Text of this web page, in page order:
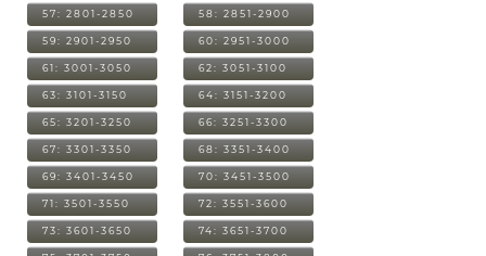
57: 2801-2850 58: 2851-2900
59: 2901-2950 60: 2951-3000
61: 3001-3050 62: 3051-3100
63: 3101-3150 64: 3151-3200
65: 3201-3250 66: 3251-3300
67: 3301-3350 68: 3351-3400
69: 3401-3450 70: 3451-3500
71: 3501-3550 72: 3551-3600
73: 3601-3650 74: 3651-3700